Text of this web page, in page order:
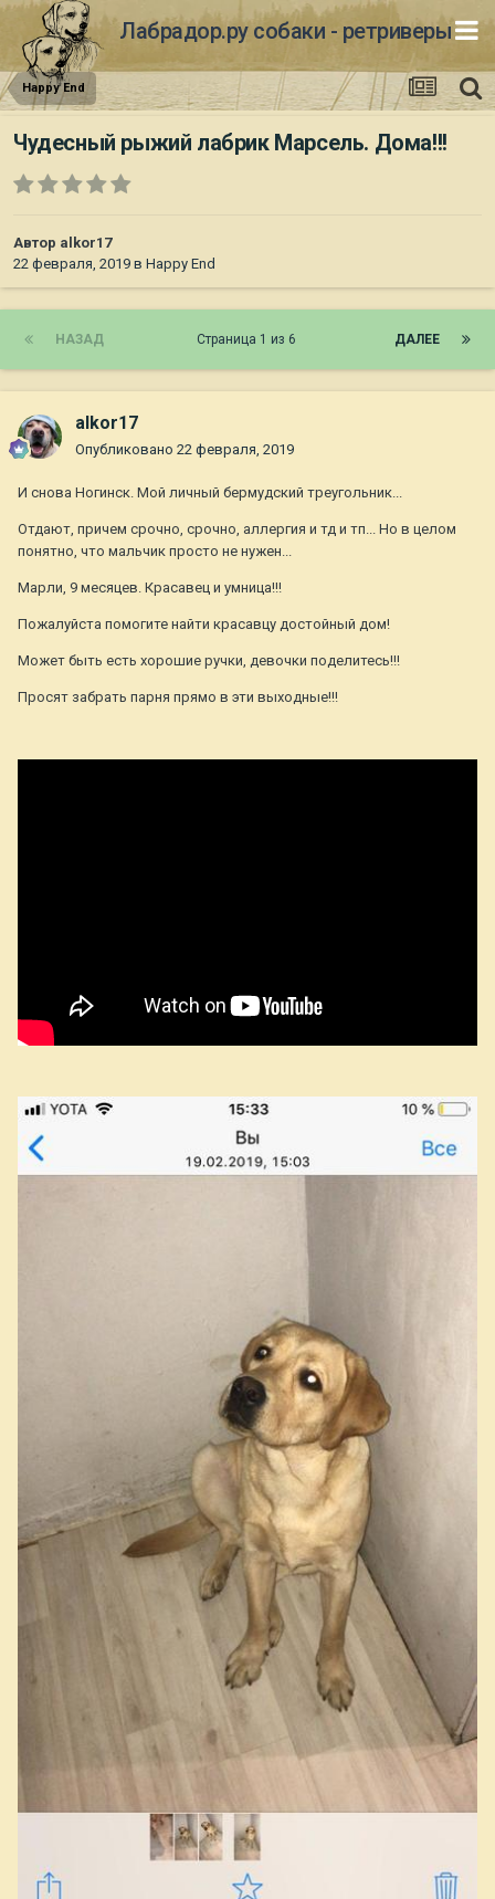
Лабрадор.ру собаки - ретриверы
Happy End
Чудесный рыжий лабрик Марсель. Дома!!!
Автор alkor17
22 февраля, 2019 в Happy End
НАЗАД ДАЛЕЕ
Страница 1 из 6
alkor17
Опубликовано 22 февраля, 2019
И снова Ногинск. Мой личный бермудский треугольник...
Отдают, причем срочно, срочно, аллергия и тд и тп... Но в целом
понятно, что мальчик просто не нужен...
Марли, 9 месяцев. Красавец и умница!!!
Пожалуйста помогите найти красавцу достойный дом!
Может быть есть хорошие ручки, девочки поделитесь!!!
Просят забрать парня прямо в эти выходные!!!